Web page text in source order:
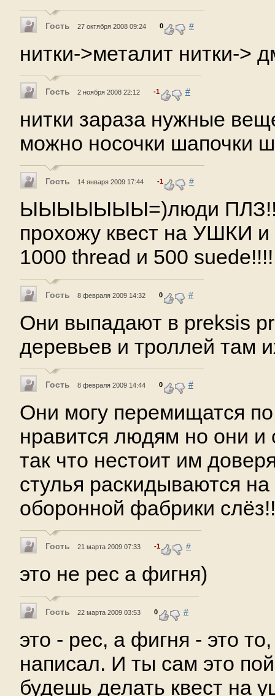
Гость 27 октября 2008 09:24 0 #
нитки->металит нитки->
Гость 2 ноября 2008 22:12 -1 #
нитки зараза нужные
можно носочки шапочки
Гость 14 января 2009 17:44 -1 #
ЫЫЫЫЫЫЫ=)люди ПЛЗ!!!
прохожу квест на УШКИ и
1000 thread и 500
Гость 8 февраля 2009 14:32 0 #
Они выпадают в preksis
деревьев и троллей там
Гость 8 февраля 2009 14:44 0 #
Они могу перемищатся
нравится людям но они
так что нестоит им
стулья раскидываются на
оборонной фабрики
Гость 21 марта 2009 07:33 -1 #
это не рес а фигня)
Гость 22 марта 2009 03:53 0 #
это - рес, а фигня - это
написал. И ты сам это
будешь делать квест на